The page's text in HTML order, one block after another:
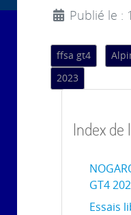
Publié le :
ffsa gt4
2023
Index de
GT4
Essais